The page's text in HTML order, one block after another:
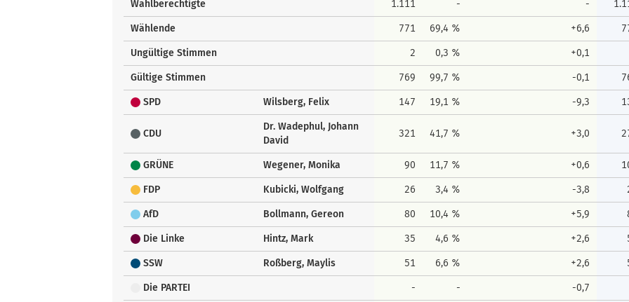
Wahlberechtigte 1.111 - -
Wählende 771 69,4 % +6,6
Ungültige Stimmen 2 0,3 % +0,1
Gültige Stimmen 769 99,7 % -0,1
SPD Wilsberg, Felix 147 19,1 % -9,3
CDU
Dr. Wadephul, Johann
David
321 41,7 % +3,0
GRÜNE Wegener, Monika 90 11,7 % +0,6
FDP Kubicki, Wolfgang 26 3,4 % -3,8
AfD Bollmann, Gereon 80 10,4 % +5,9
Die Linke Hintz, Mark 35 4,6 % +2,6
SSW Roßberg, Maylis 51 6,6 % +2,6
Die PARTEI - - -0,7